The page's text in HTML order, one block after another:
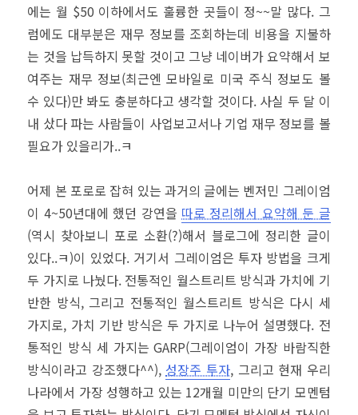
에는 월 $50 이하에서도 훌륭한 곳들이 정~~말 많다. 그
럼에도 대부분은 재무 정보를 조회하는데 비용을 지불하
는 것을 납득하지 못할 것이고 그냥 네이버가 요약해서 보
여주는 재무 정보(최근엔 모바일로 미국 주식 정보도 볼
수 있다)만 봐도 충분하다고 생각할 것이다. 사실 두 달 이
내 샀다 파는 사람들이 사업보고서나 기업 재무 정보를 볼
필요가 있을리가..ㅋ
어제 본 포로로 잡혀 있는 과거의 글에는 벤저민 그레이엄
이 4~50년대에 했던 강연을 따로 정리해서 요약해 둔 글
(역시 찾아보니 포로 소환(?)해서 블로그에 정리한 글이
있다..ㅋ)이 있었다. 거기서 그레이엄은 투자 방법을 크게
두 가지로 나눴다. 전통적인 월스트리트 방식과 가치에 기
반한 방식, 그리고 전통적인 월스트리트 방식은 다시 세
가지로, 가치 기반 방식은 두 가지로 나누어 설명했다. 전
통적인 방식 세 가지는 GARP(그레이엄이 가장 바람직한
방식이라고 강조했다^^), 성장주 투자, 그리고 현재 우리
나라에서 가장 성행하고 있는 12개월 미만의 단기 모멘텀